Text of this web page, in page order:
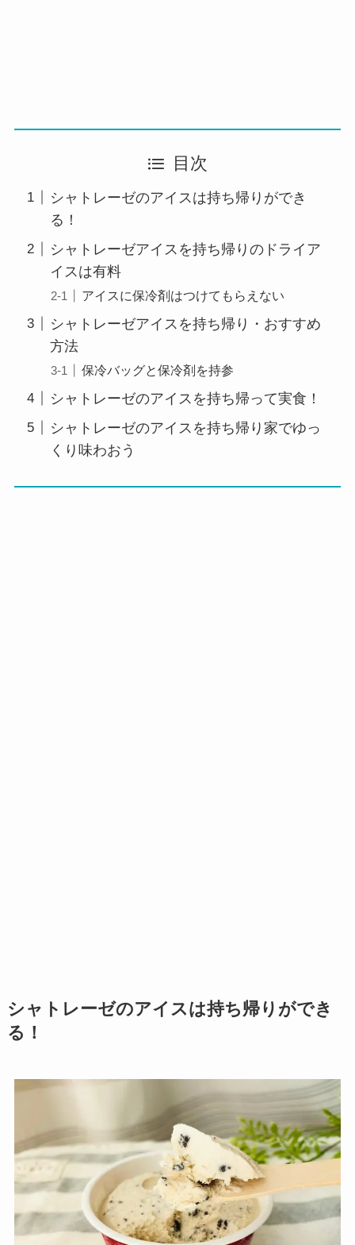
目次
シャトレーゼのアイスは持ち帰りができ
る！
シャトレーゼアイスを持ち帰りのドライア
イスは有料
アイスに保冷剤はつけてもらえない
シャトレーゼアイスを持ち帰り・おすすめ
方法
保冷バッグと保冷剤を持参
シャトレーゼのアイスを持ち帰って実食！
シャトレーゼのアイスを持ち帰り家でゆっ
くり味わおう
シャトレーゼのアイスは持ち帰りができ
る！